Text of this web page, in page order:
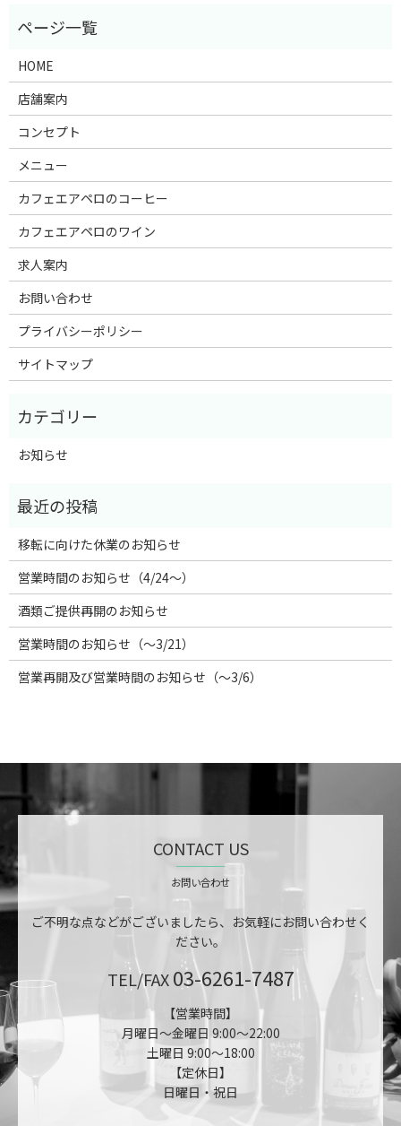
JR・東京メトロ東西線・東京メトロ有楽町線・東京メトロ南北線・
都営地下鉄大江戸線「飯田橋駅」より徒歩約4分
HOME
店舗案内
コンセプト
メニュー
カフェエアペロのコーヒー
カフェエアペロのワイン
求人案内
お問い合わせ
プライバシーポリシー
サイトマップ
お知らせ
移転に向けた休業のお知らせ
営業時間のお知らせ（4/24〜）
酒類ご提供再開のお知らせ
営業時間のお知らせ（〜3/21）
営業再開及び営業時間のお知らせ（〜3/6）
CONTACT US
お問い合わせ
ご不明な点などがございましたら、お気軽にお問い合わせく
ださい。
TEL/FAX03-6261-7487
【営業時間】
月曜日～金曜日 9:00～22:00
土曜日 9:00～18:00
【定休日】
日曜日・祝日